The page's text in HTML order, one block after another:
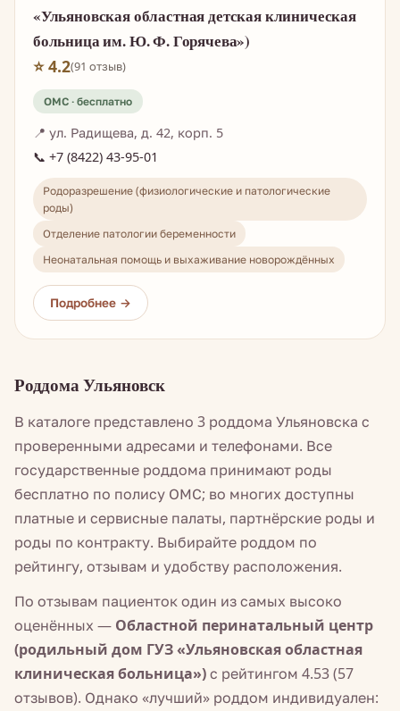
«Ульяновская областная детская клиническая
больница им. Ю. Ф. Горячева»)
⭐ 4.2(91 отзыв)
📍 ул. Радищева, д. 42, корп. 5
📞 +7 (8422) 43-95-01
Родоразрешение (физиологические и патологические
роды)
Отделение патологии беременности
Неонатальная помощь и выхаживание новорождённых
Роддома Ульяновск
В каталоге представлено 3 роддома Ульяновска с
проверенными адресами и телефонами. Все
государственные роддома принимают роды
бесплатно по полису ОМС; во многих доступны
платные и сервисные палаты, партнёрские роды и
роды по контракту. Выбирайте роддом по
рейтингу, отзывам и удобству расположения.
По отзывам пациенток один из самых высоко
оценённых — Областной перинатальный центр
(родильный дом ГУЗ «Ульяновская областная
клиническая больница»)с рейтингом 4.53 (57
отзывов). Однако «лучший» роддом индивидуален: